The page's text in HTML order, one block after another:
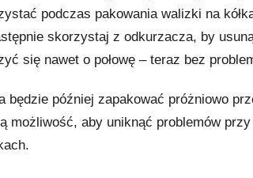
podczas pakowania walizki na
skorzystaj z odkurzacza, by
się nawet o połowę – teraz bez
będzie później zapakować próżniowo
możliwość, aby uniknąć problemów